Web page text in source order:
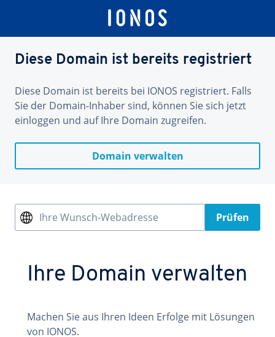
Diese Domain ist bereits registriert
Diese Domain ist bereits bei IONOS registriert. Falls
Sie der Domain-Inhaber sind, können Sie sich jetzt
einloggen und auf Ihre Domain zugreifen.
Domain verwalten
Ihre Wunsch-Webadresse Prüfen
Ihre Domain verwalten
Machen Sie aus Ihren Ideen Erfolge mit Lösungen
von IONOS.